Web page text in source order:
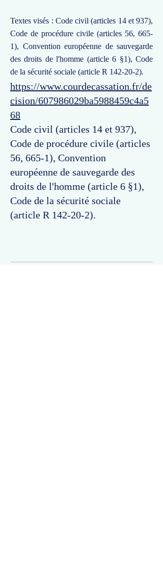
Textes visés : Code civil (articles 14 et 937),
Code de procédure civile (articles 56, 665-
1), Convention européenne de sauvegarde
des droits de l'homme (article 6 §1), Code
de la sécurité sociale (article R 142-20-2).
https://www.courdecassation.fr/de
cision/607986029ba5988459c4a5
68
Code civil (articles 14 et 937),
Code de procédure civile (articles
56, 665-1), Convention
européenne de sauvegarde des
droits de l'homme (article 6 §1),
Code de la sécurité sociale
(article R 142-20-2).